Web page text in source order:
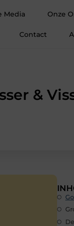
Media Onze
Contact
&